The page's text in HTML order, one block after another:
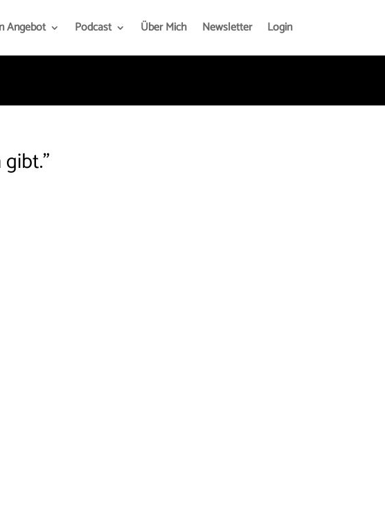
Angebot Podcast Über Mich Newsletter Login